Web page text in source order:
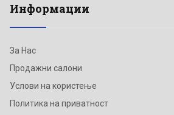
Информации
За Нас
Продажни салони
Услови на користење
Политика на приватност